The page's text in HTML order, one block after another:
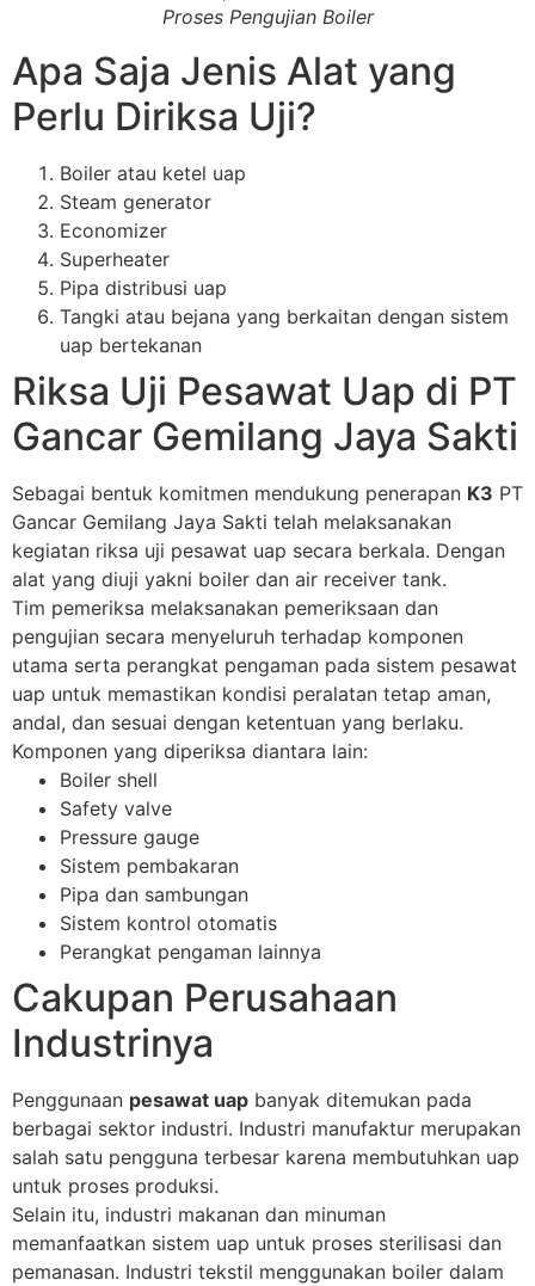
Proses Pengujian Boiler
Apa Saja Jenis Alat yang
Perlu Diriksa Uji?
Boiler atau ketel uap
Steam generator
Economizer
Superheater
Pipa distribusi uap
Tangki atau bejana yang berkaitan dengan sistem
uap bertekanan
Riksa Uji Pesawat Uap di PT
Gancar Gemilang Jaya Sakti
Sebagai bentuk komitmen mendukung penerapan K3 PT
Gancar Gemilang Jaya Sakti telah melaksanakan
kegiatan riksa uji pesawat uap secara berkala. Dengan
alat yang diuji yakni boiler dan air receiver tank.
Tim pemeriksa melaksanakan pemeriksaan dan
pengujian secara menyeluruh terhadap komponen
utama serta perangkat pengaman pada sistem pesawat
uap untuk memastikan kondisi peralatan tetap aman,
andal, dan sesuai dengan ketentuan yang berlaku.
Komponen yang diperiksa diantara lain:
Boiler shell
Safety valve
Pressure gauge
Sistem pembakaran
Pipa dan sambungan
Sistem kontrol otomatis
Perangkat pengaman lainnya
Cakupan Perusahaan
Industrinya
Penggunaan pesawat uap banyak ditemukan pada
berbagai sektor industri. Industri manufaktur merupakan
salah satu pengguna terbesar karena membutuhkan uap
untuk proses produksi.
Selain itu, industri makanan dan minuman
memanfaatkan sistem uap untuk proses sterilisasi dan
pemanasan. Industri tekstil menggunakan boiler dalam